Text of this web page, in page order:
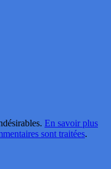
En savoir plus
sont traitées.